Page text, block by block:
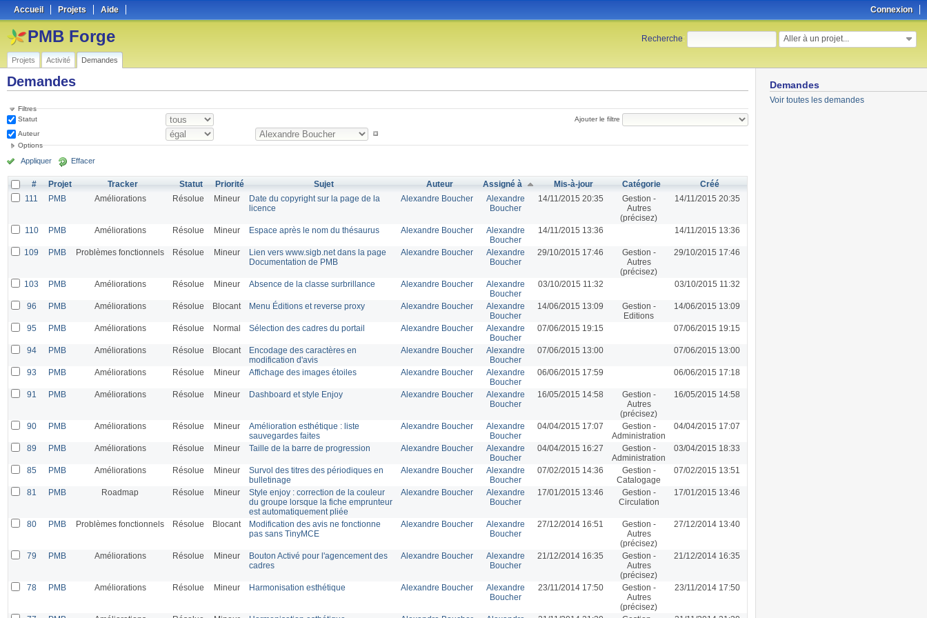
Connexion
Accueil Projets Aide
Recherche: Aller à un projet...
PMB Forge
Projets Activité Demandes
Demandes
Voir toutes les demandes
Demandes
Filtres
Statut
Auteur
Ajouter le filtre
Options
Appliquer Effacer
# Projet Tracker Statut Priorité Sujet Auteur Assigné à Mis-à-jour Catégorie
Créé
111
PMB Améliorations Résolue Mineur
Date du copyright sur la page de la
licence
Alexandre Boucher
Alexandre
Boucher
14/11/2015 20:35
Gestion -
Autres
(précisez)
14/11/2015 20:35
110 PMB Améliorations Résolue Mineur Espace après le nom du thésaurus Alexandre Boucher
Alexandre
Boucher
14/11/2015 13:36 14/11/2015 13:36
109 PMB Problèmes fonctionnels Résolue Mineur
Lien vers www.sigb.net dans la page
Documentation de PMB
Alexandre Boucher
Alexandre
Boucher
29/10/2015 17:46
Gestion -
Autres
(précisez)
29/10/2015 17:46
103 PMB Améliorations Résolue Mineur Absence de la classe surbrillance Alexandre Boucher
Alexandre
Boucher
03/10/2015 11:32 03/10/2015 11:32
96 PMB Améliorations Résolue Blocant Menu Éditions et reverse proxy Alexandre Boucher
Alexandre
Boucher
14/06/2015 13:09
Gestion -
Editions
14/06/2015 13:09
95 PMB Améliorations Résolue Normal Sélection des cadres du portail Alexandre Boucher
Alexandre
Boucher
07/06/2015 19:15 07/06/2015 19:15
94 PMB Améliorations Résolue Blocant
Encodage des caractères en
modification d'avis
Alexandre Boucher
Alexandre
Boucher
07/06/2015 13:00 07/06/2015 13:00
93 PMB Améliorations Résolue Mineur Affichage des images étoiles Alexandre Boucher
Alexandre
Boucher
06/06/2015 17:59 06/06/2015 17:18
91 PMB Améliorations Résolue Mineur Dashboard et style Enjoy Alexandre Boucher
Alexandre
Boucher
16/05/2015 14:58
Gestion -
Autres
(précisez)
16/05/2015 14:58
90 PMB Améliorations Résolue Mineur
Amélioration esthétique : liste
sauvegardes faites
Alexandre Boucher
Alexandre
Boucher
04/04/2015 17:07
Gestion -
Administration
04/04/2015 17:07
89 PMB Améliorations Résolue Mineur Taille de la barre de progression Alexandre Boucher
Alexandre
Boucher
04/04/2015 16:27
Gestion -
Administration
03/04/2015 18:33
85 PMB Améliorations Résolue Mineur
Survol des titres des périodiques en
bulletinage
Alexandre Boucher
Alexandre
Boucher
07/02/2015 14:36
Gestion -
Catalogage
07/02/2015 13:51
81 PMB Roadmap Résolue Mineur
Style enjoy : correction de la couleur
du groupe lorsque la fiche emprunteur
est automatiquement pliée
Alexandre Boucher
Alexandre
Boucher
17/01/2015 13:46
Gestion -
Circulation
17/01/2015 13:46
80 PMB Problèmes fonctionnels Résolue Blocant
Modification des avis ne fonctionne
pas sans TinyMCE
Alexandre Boucher
Alexandre
Boucher
27/12/2014 16:51
Gestion -
Autres
(précisez)
27/12/2014 13:40
79 PMB Améliorations Résolue Mineur
Bouton Activé pour l'agencement des
cadres
Alexandre Boucher
Alexandre
Boucher
21/12/2014 16:35
Gestion -
Autres
(précisez)
21/12/2014 16:35
78 PMB Améliorations Résolue Mineur Harmonisation esthétique Alexandre Boucher
Alexandre
Boucher
23/11/2014 17:50
Gestion -
Autres
(précisez)
23/11/2014 17:50